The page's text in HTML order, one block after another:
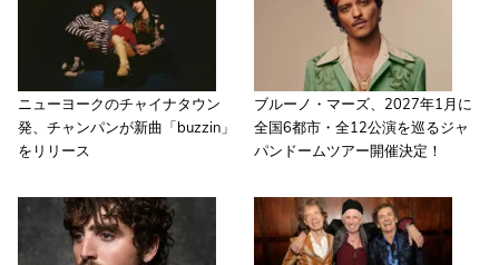
ニューヨークのチャイナタウン
発、チャンパンが新曲「buzzin」
をリリース
ブルーノ・マーズ、2027年1月に
全国6都市・全12公演を巡るジャ
パンドームツアー開催決定！